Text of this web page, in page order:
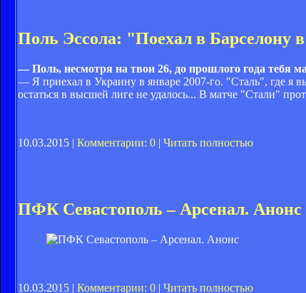
Поль Эссола: "Поехал в Барселону
— Поль, несмотря на твои 26, до прошлого года тебя
— Я приехал в Украину в январе 2007-го. "Сталь", где я
остаться в высшей лиге не удалось... В матче "Стали"
10.03.2015 | Комментарии: 0 | Читать полностью
ПФК Севастополь – Арсенал. Анонс
10.03.2015 | Комментарии: 0 | Читать полностью